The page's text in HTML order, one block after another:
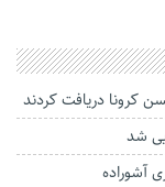
شد
آشوراده